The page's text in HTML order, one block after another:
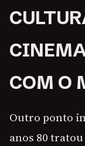
COM O
Outro ponto
anos 80